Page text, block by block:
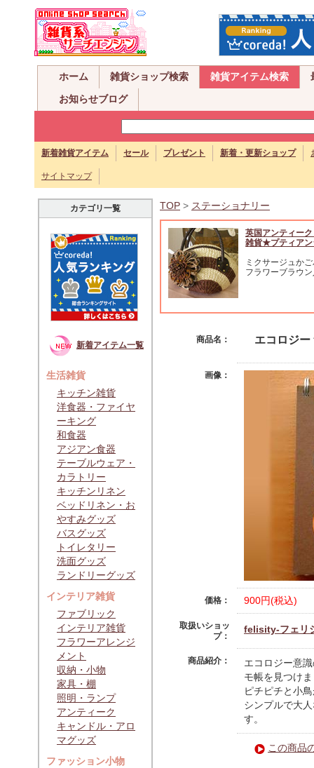
ホーム 雑貨ショップ検索 雑貨アイテム検索
お知らせブログ
新着雑貨アイテム セール プレゼント 新着・更新ショップ
サイトマップ
カテゴリ一覧
新着アイテム一覧
生活雑貨
キッチン雑貨
洋食器・ファイヤ
ーキング
和食器
アジアン食器
テーブルウェア・
カラトリー
キッチンリネン
ベッドリネン・お
やすみグッズ
バスグッズ
トイレタリー
洗面グッズ
ランドリーグッズ
インテリア雑貨
ファブリック
インテリア雑貨
フラワーアレンジ
メント
収納・小物
家具・棚
照明・ランプ
アンティーク
キャンドル・アロ
マグッズ
ファッション小物
TOP > ステーショナリー
英国アンティー
雑貨★プティアン
ミクサージュか
フラワーブラウ
商品名： エコロジ
画像：
価格： 900円(税込)
取扱いショッ
プ：
felisity-フェリ
商品紹介：
エコロジー意
モ帳を見つけ
ピチピチと小
シンプルで大
す。
この商品